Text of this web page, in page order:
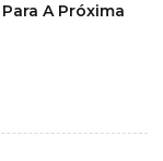
A Próxima